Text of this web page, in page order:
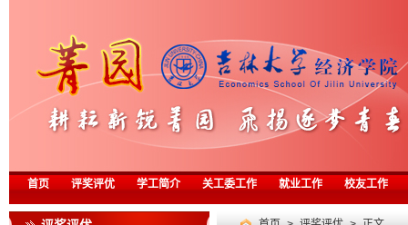
首页 评奖评优 学工简介 关工委工作 就业工作 校友工作